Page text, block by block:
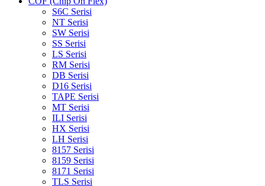
S6C Serisi
NT Serisi
SW Serisi
SS Serisi
LS Serisi
RM Serisi
DB Serisi
D16 Serisi
TAPE Serisi
MT Serisi
ILI Serisi
HX Serisi
LH Serisi
8157 Serisi
8159 Serisi
8171 Serisi
TLS Serisi